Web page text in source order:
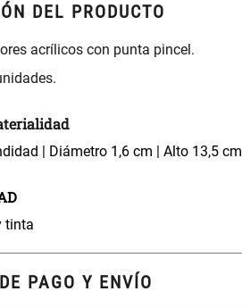
DEL PRODUCTO
acrílicos con punta pincel.
| Diámetro 1,6 cm | Alto 13,5 cm
tinta
PAGO Y ENVÍO